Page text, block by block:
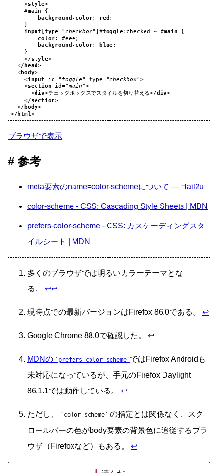
<style>
#main
{
background-color: red ;
}
input [type="checkbox" ] #toggle: checked ~ #main
{
color: #eee ;
background-color: blue;
}
</style>
</ head>
<body>
<input id="toggle" type="checkbox">
<section id="main">
<div>チェックボックスでスタイルを切り替える</div>
</section>
</ body>
</ html >
ブラウザで表示
参考
meta要素のname=color-schemeについて — Hail2u
color-scheme - CSS: Cascading Style Sheets | MDN
prefers-color-scheme - CSS: カスケーディングスタ
イルシート | MDN
多くのブラウザでは明るいカラーテーマとな
る。 ↩↩
現時点での最新バージョンはFirefox 86.0である。 ↩
Google Chrome 88.0で確認した。 ↩
MDNの prefers-color-scheme ではFirefox Androidも
未対応になっているが、手元のFirefox Daylight
86.1.1では動作している。 ↩
ただし、 color-scheme
の指定とは関係なく、スク
ロールバーの色がbody要素の背景色に追従するブラ
ウザ（Firefoxなど）もある。 ↩